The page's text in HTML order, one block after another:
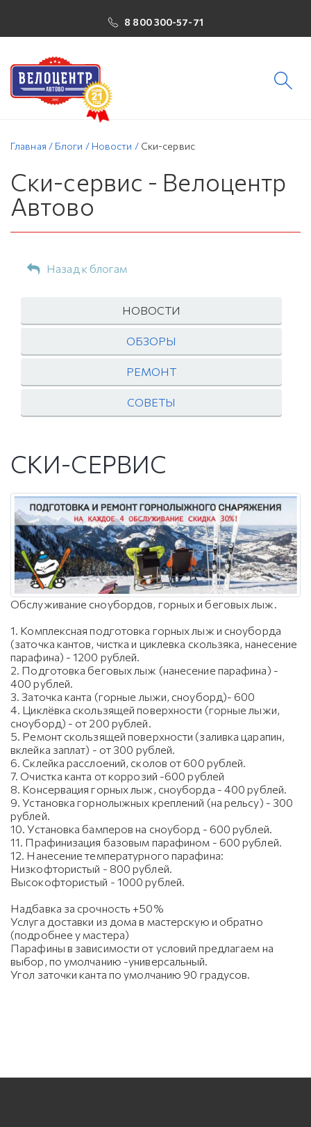
8 800 300-57-71
Главная / Блоги / Новости / Ски-сервис
Ски-сервис - Велоцентр
Автово
Назад к блогам
НОВОСТИ
ОБЗОРЫ
РЕМОНТ
СОВЕТЫ
СКИ-СЕРВИС
Обслуживание сноубордов, горных и беговых лыж.
1. Комплексная подготовка горных лыж и сноуборда
(заточка кантов, чистка и циклевка скользяка, нанесение
парафина) - 1200 рублей.
2. Подготовка беговых лыж (нанесение парафина) -
400 рублей.
3. Заточка канта (горные лыжи, сноуборд)- 600
4. Циклёвка скользящей поверхности (горные лыжи,
сноуборд) - от 200 рублей.
5. Ремонт скользящей поверхности (заливка царапин,
вклейка заплат) - от 300 рублей.
6. Склейка расслоений, сколов от 600 рублей.
7. Очистка канта от коррозий -600 рублей
8. Консервация горных лыж, сноуборда - 400 рублей.
9. Установка горнолыжных креплений (на рельсу) - 300
рублей.
10. Установка бамперов на сноуборд - 600 рублей.
11. Прафинизация базовым парафином - 600 рублей.
12. Нанесение температурного парафина:
Низкофтористый - 800 рублей.
Высокофтористый - 1000 рублей.
Надбавка за срочность +50%
Услуга доставки из дома в мастерскую и обратно
(подробнее у мастера)
Парафины в зависимости от условий предлагаем на
выбор, по умолчанию -универсальный.
Угол заточки канта по умолчанию 90 градусов.